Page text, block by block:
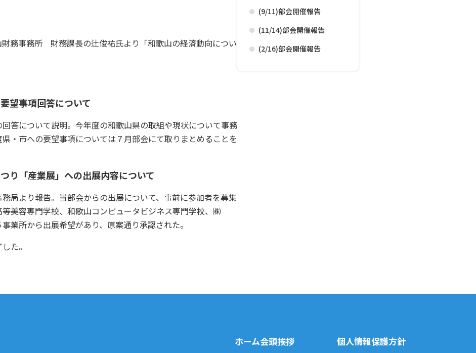
務事務所 財務課長の辻俊祐氏より「和歌山の経済動向につい
望事項回答について
答について説明。今年度の和歌山県の取組や現状について事務
・市への要望事項については７月部会にて取りまとめることを
り「産業展」への出展内容について
局より報告。当部会からの出展について、事前に参加者を募集
美容専門学校、和歌山コンピュータビジネス専門学校、㈱
業所から出展希望があり、原案通り承認された。
た。
(9/11)部会開催報告
(11/14)部会開催報告
(2/16)部会開催報告
ホーム会頭挨拶 個人情報保護方針